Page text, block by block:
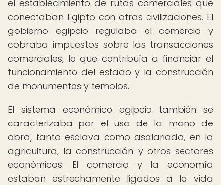
el establecimiento de rutas comerciales que
conectaban Egipto con otras civilizaciones. El
gobierno egipcio regulaba el comercio y
cobraba impuestos sobre las transacciones
comerciales, lo que contribuía a financiar el
funcionamiento del estado y la construcción
de monumentos y templos.
El sistema económico egipcio también se
caracterizaba por el uso de la mano de
obra, tanto esclava como asalariada, en la
agricultura, la construcción y otros sectores
económicos. El comercio y la economía
estaban estrechamente ligados a la vida